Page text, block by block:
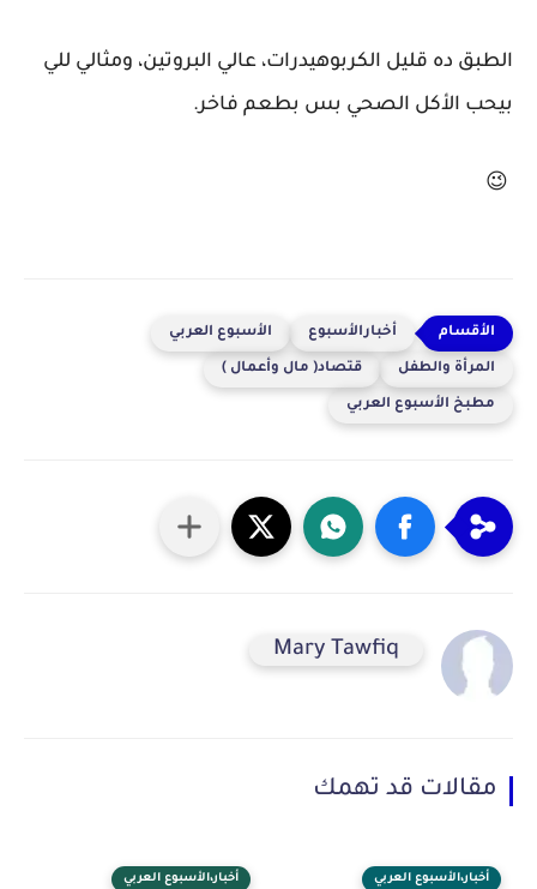
الطبق ده قليل الكربوهيدرات، عالي البروتين، ومثالي للي
بيحب الأكل الصحي بس بطعم فاخر.
😉
أخبارالأسبوع الأسبوع العربي
المرأة والطفل قتصاد( مال وأعمال )
مطبخ الأسبوع العربي
Mary Tawfiq
مقالات قد تهمك
أخبار،الأسبوع العربي أخبار،الأسبوع العربي